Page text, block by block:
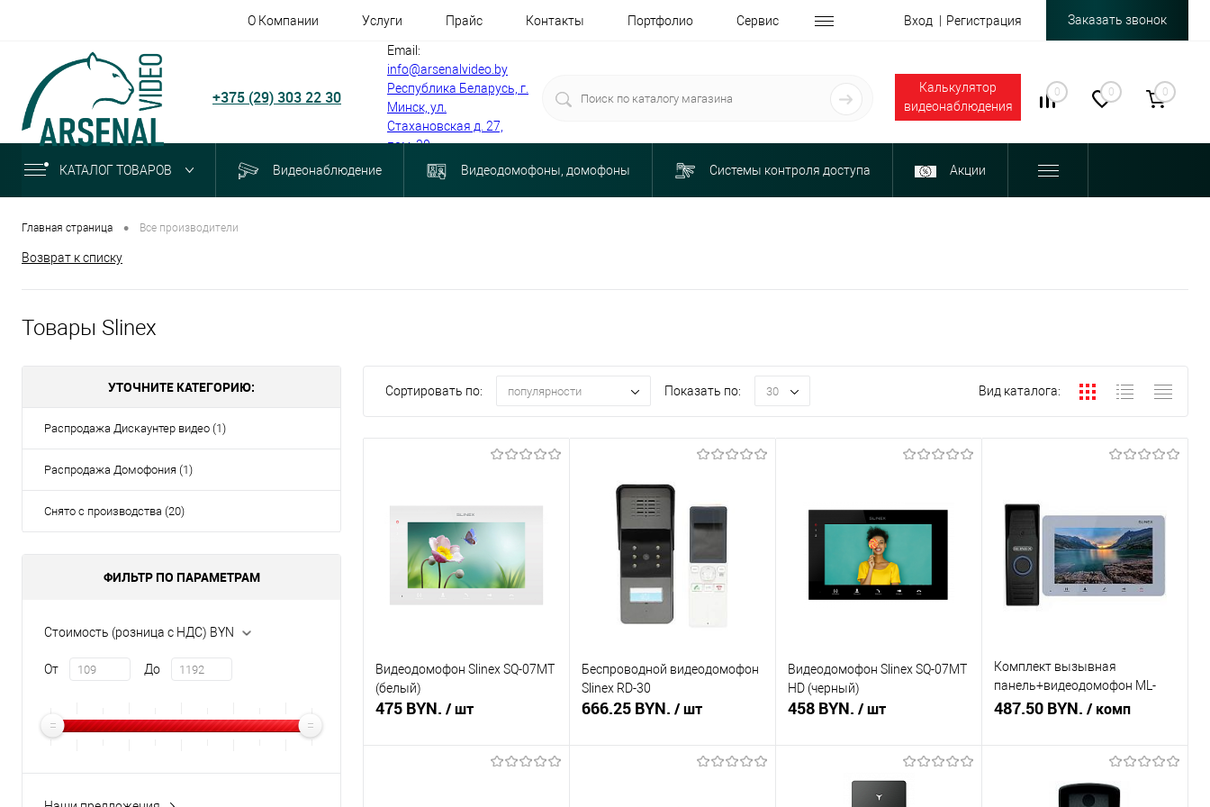
О Компании Услуги Прайс Контакты Портфолио Сервис Вход Регистрация Заказать звонок
+375 (29) 303 22 30
Email:
info@arsenalvideo.by
Республика Беларусь, г.
Минск, ул.
Стахановская д. 27,
пом. 30
Калькулятор
видеонаблюдения
0 0 0
КАТАЛОГ ТОВАРОВ Видеонаблюдение Видеодомофоны, домофоны Системы контроля доступа Акции
Главная страница • Все производители
Возврат к списку
Товары Slinex
УТОЧНИТЕ КАТЕГОРИЮ:
Распродажа Дискаунтер видео (1)
Распродажа Домофония (1)
Снято с производства (20)
ФИЛЬТР ПО ПАРАМЕТРАМ
Стоимость (розница с НДС) BYN
От До
Сортировать по: популярности Показать по: 30 Вид каталога:
Видеодомофон Slinex SQ-07MT
(белый)
475 BYN. / шт
Беспроводной видеодомофон
Slinex RD-30
666.25 BYN. / шт
Видеодомофон Slinex SQ-07MT
HD (черный)
458 BYN. / шт
Подписаться
Комплект вызывная
панель+видеодомофон ML-
15HR + SM-07M (темно серый/
487.50 BYN. / комп
Подписаться